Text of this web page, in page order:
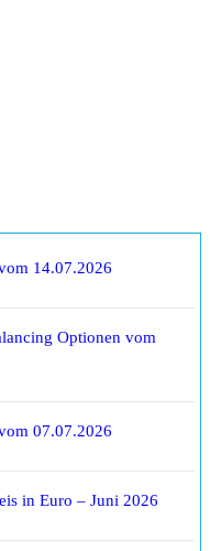
14.07.2026
Optionen vom
07.07.2026
in Euro – Juni 2026